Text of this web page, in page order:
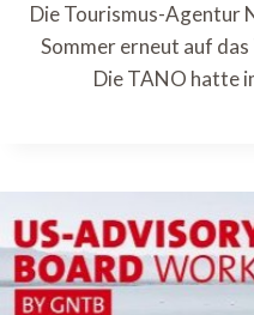
Die Tourismus-Agentur
Sommer erneut auf
Die TANO hatte